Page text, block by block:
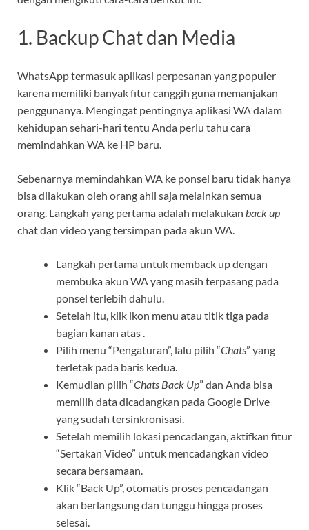
1. Backup Chat dan Media
WhatsApp termasuk aplikasi perpesanan yang populer
karena memiliki banyak fitur canggih guna memanjakan
penggunanya. Mengingat pentingnya aplikasi WA dalam
kehidupan sehari-hari tentu Anda perlu tahu cara
memindahkan WA ke HP baru.
Sebenarnya memindahkan WA ke ponsel baru tidak hanya
bisa dilakukan oleh orang ahli saja melainkan semua
orang. Langkah yang pertama adalah melakukan back up
chat dan video yang tersimpan pada akun WA.
Langkah pertama untuk memback up dengan
membuka akun WA yang masih terpasang pada
ponsel terlebih dahulu.
Setelah itu, klik ikon menu atau titik tiga pada
bagian kanan atas .
Pilih menu “Pengaturan”, lalu pilih “Chats” yang
terletak pada baris kedua.
Kemudian pilih “Chats Back Up” dan Anda bisa
memilih data dicadangkan pada Google Drive
yang sudah tersinkronisasi.
Setelah memilih lokasi pencadangan, aktifkan fitur
“Sertakan Video” untuk mencadangkan video
secara bersamaan.
Klik “Back Up”, otomatis proses pencadangan
akan berlangsung dan tunggu hingga proses
selesai.